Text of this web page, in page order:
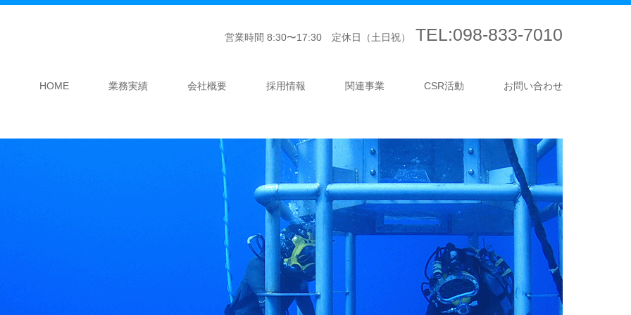
営業時間 8:30〜17:30 定休日（土日祝） TEL:098-833-7010
HOME 業務実績 会社概要 採用情報 関連事業 CSR活動 お問い合わせ